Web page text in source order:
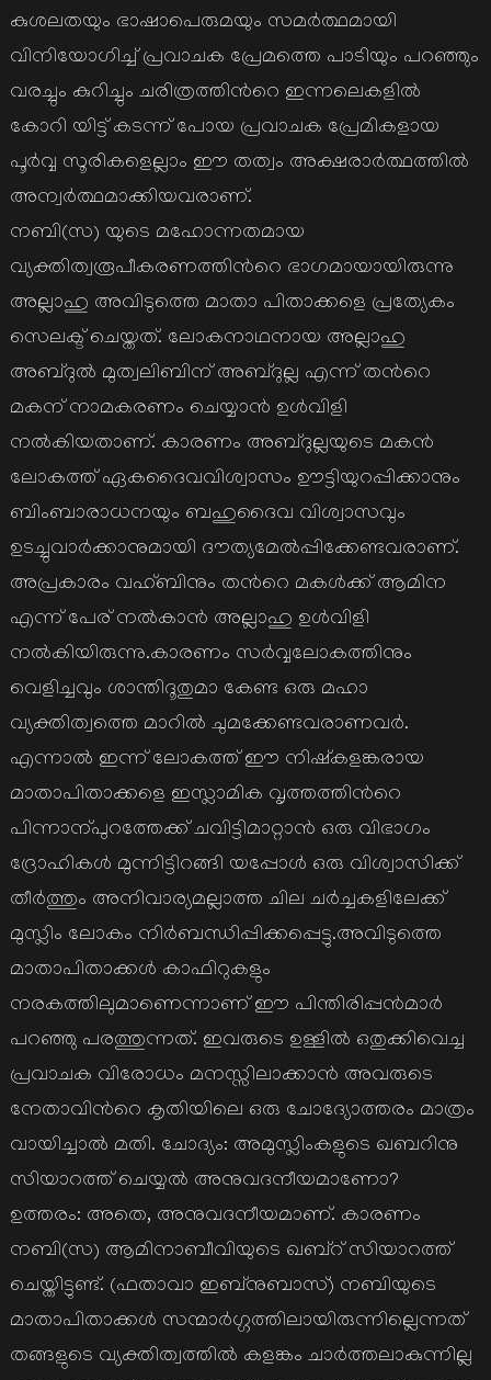
കുശലതയും ഭാഷാപെരുമയും സമര്‍ത്ഥമായി
വിനിയോഗിച്ച് പ്രവാചക പ്രേമത്തെ പാടിയും പറഞ്ഞും
വരച്ചും കുറിച്ചും ചരിത്രത്തിന്‍റെ ഇന്നലെകളില്‍
കോറി യിട്ട് കടന്ന് പോയ പ്രവാചക പ്രേമികളായ
പൂര്‍വ്വ സൂരികളെല്ലാം ഈ തത്വം അക്ഷരാര്‍ത്ഥത്തില്‍
അന്വര്‍ത്ഥമാക്കിയവരാണ്.
നബി(സ) യുടെ മഹോന്നതമായ
വ്യക്തിത്വരൂപീകരണത്തിന്‍റെ ഭാഗമായായിരുന്നു
അല്ലാഹു അവിടുത്തെ മാതാ പിതാക്കളെ പ്രത്യേകം
സെലക്ട് ചെയ്തത്. ലോകനാഥനായ അല്ലാഹു
അബ്ദുല്‍ മുത്വലിബിന് അബ്ദുല്ല എന്ന് തന്‍റെ
മകന് നാമകരണം ചെയ്യാന്‍ ഉള്‍വിളി
നല്‍കിയതാണ്. കാരണം അബ്ദുല്ലയുടെ മകന്‍
ലോകത്ത് ഏകദൈവവിശ്വാസം ഊട്ടിയുറപ്പിക്കാനും
ബിംബാരാധനയും ബഹുദൈവ വിശ്വാസവും
ഉടച്ചുവാര്‍ക്കാനുമായി ദൗത്യമേല്‍പ്പിക്കേണ്ടവരാണ്.
അപ്രകാരം വഹ്ബിനും തന്‍റെ മകള്‍ക്ക് ആമിന
എന്ന് പേര് നല്‍കാന്‍ അല്ലാഹു ഉള്‍വിളി
നല്‍കിയിരുന്നു.കാരണം സര്‍വ്വലോകത്തിനും
വെളിച്ചവും ശാന്തിദൂതുമാ കേണ്ട ഒരു മഹാ
വ്യക്തിത്വത്തെ മാറില്‍ ചുമക്കേണ്ടവരാണവര്‍.
എന്നാല്‍ ഇന്ന് ലോകത്ത് ഈ നിഷ്കളങ്കരായ
മാതാപിതാക്കളെ ഇസ്ലാമിക വൃത്തത്തിന്‍റെ
പിന്നാന്പുറത്തേക്ക് ചവിട്ടിമാറ്റാന്‍ ഒരു വിഭാഗം
ദ്രോഹികള്‍ മുന്നിട്ടിറങ്ങി യപ്പോള്‍ ഒരു വിശ്വാസിക്ക്
തീര്‍ത്തും അനിവാര്യമല്ലാത്ത ചില ചര്‍ച്ചകളിലേക്ക്
മുസ്ലിം ലോകം നിര്‍ബന്ധിപ്പിക്കപ്പെട്ടു.അവിടുത്തെ
മാതാപിതാക്കള്‍ കാഫിറുകളും
നരകത്തിലുമാണെന്നാണ് ഈ പിന്തിരിപ്പന്‍മാര്‍
പറഞ്ഞു പരത്തുന്നത്. ഇവരുടെ ഉള്ളില്‍ ഒതുക്കിവെച്ച
പ്രവാചക വിരോധം മനസ്സിലാക്കാന്‍ അവരുടെ
നേതാവിന്‍റെ കൃതിയിലെ ഒരു ചോദ്യോത്തരം മാത്രം
വായിച്ചാല്‍ മതി. ചോദ്യം: അമുസ്ലിംകളുടെ ഖബറിനു
സിയാറത്ത് ചെയ്യല്‍ അനുവദനീയമാണോ?
ഉത്തരം: അതെ, അനുവദനീയമാണ്. കാരണം
നബി(സ) ആമിനാബീവിയുടെ ഖബ്റ് സിയാറത്ത്
ചെയ്തിട്ടുണ്ട്. (ഫതാവാ ഇബ്നുബാസ്) നബിയുടെ
മാതാപിതാക്കള്‍ സന്മാര്‍ഗ്ഗത്തിലായിരുന്നില്ലെന്നത്
തങ്ങളുടെ വ്യക്തിത്വത്തില്‍ കളങ്കം ചാര്‍ത്തലാകുന്നില്ല